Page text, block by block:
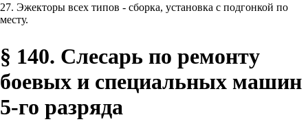
27. Эжекторы всех типов - сборка, установка с подгонкой по
месту.
§ 140. Слесарь по ремонту
боевых и специальных машин
5-го разряда